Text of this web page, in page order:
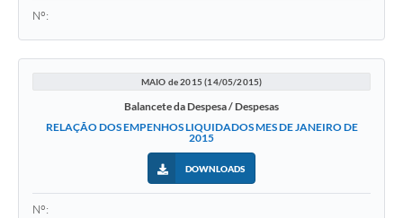
Nº:
MAIO de 2015 (14/05/2015)
Balancete da Despesa / Despesas
RELAÇÃO DOS EMPENHOS LIQUIDADOS MES DE JANEIRO DE
2015
DOWNLOADS
Nº: